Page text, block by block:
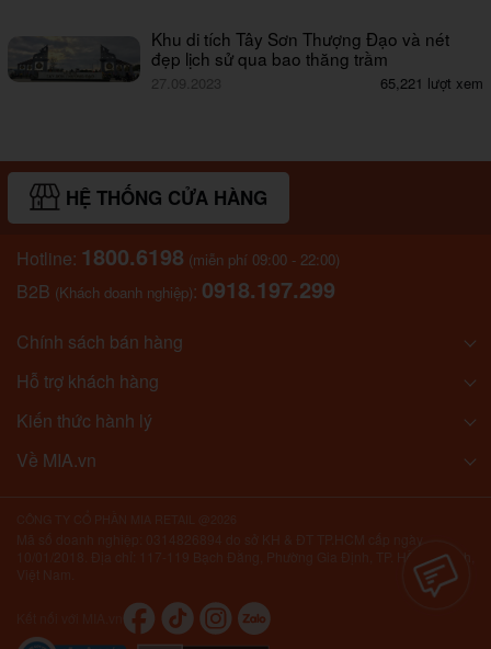
Khu di tích Tây Sơn Thượng Đạo và nét
đẹp lịch sử qua bao thăng trầm
27.09.2023 65,221 lượt xem
HỆ THỐNG CỬA HÀNG
Hotline: 1800.6198 (miễn phí 09:00 - 22:00)
B2B (Khách doanh nghiệp): 0918.197.299
Chính sách bán hàng
Hỗ trợ khách hàng
Kiến thức hành lý
Về MIA.vn
10/01/2018. Địa chỉ: 117-119 Bạch Đằng, Phường Gia Định, TP. Hồ Chí Minh,